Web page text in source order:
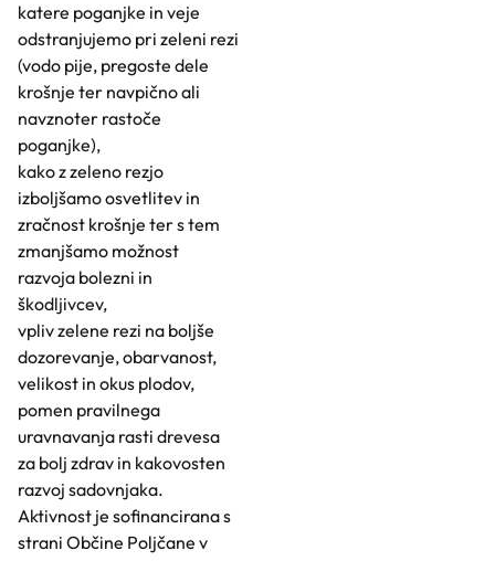
katere poganjke in veje
odstranjujemo pri zeleni rezi
(vodo pije, pregoste dele
krošnje ter navpično ali
navznoter rastoče
poganjke),
kako z zeleno rezjo
izboljšamo osvetlitev in
zračnost krošnje ter s tem
zmanjšamo možnost
razvoja bolezni in
škodljivcev,
vpliv zelene rezi na boljše
dozorevanje, obarvanost,
velikost in okus plodov,
pomen pravilnega
uravnavanja rasti drevesa
za bolj zdrav in kakovosten
razvoj sadovnjaka.
Aktivnost je sofinancirana s
strani Občine Poljčane v